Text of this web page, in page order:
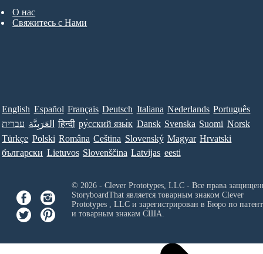
О нас
Свяжитесь с Нами
English Español Français Deutsch Italiana Nederlands Português
עברית العَرَبِيَّة हिन्दी ру́сский язы́к Dansk Svenska Suomi Norsk
Türkçe Polski Româna Ceština Slovenský Magyar Hrvatski
български Lietuvos Slovenščina Latvijas eesti
© 2026 - Clever Prototypes, LLC - Все права
StoryboardThat является товарным знаком Clever
Prototypes , LLCи зарегистрирован в Бюро по
и товарным знакам США.